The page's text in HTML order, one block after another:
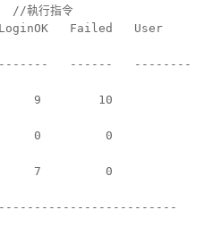
執行指令
Failed User
------- ------ --------
9 10
0 0
W 7 0